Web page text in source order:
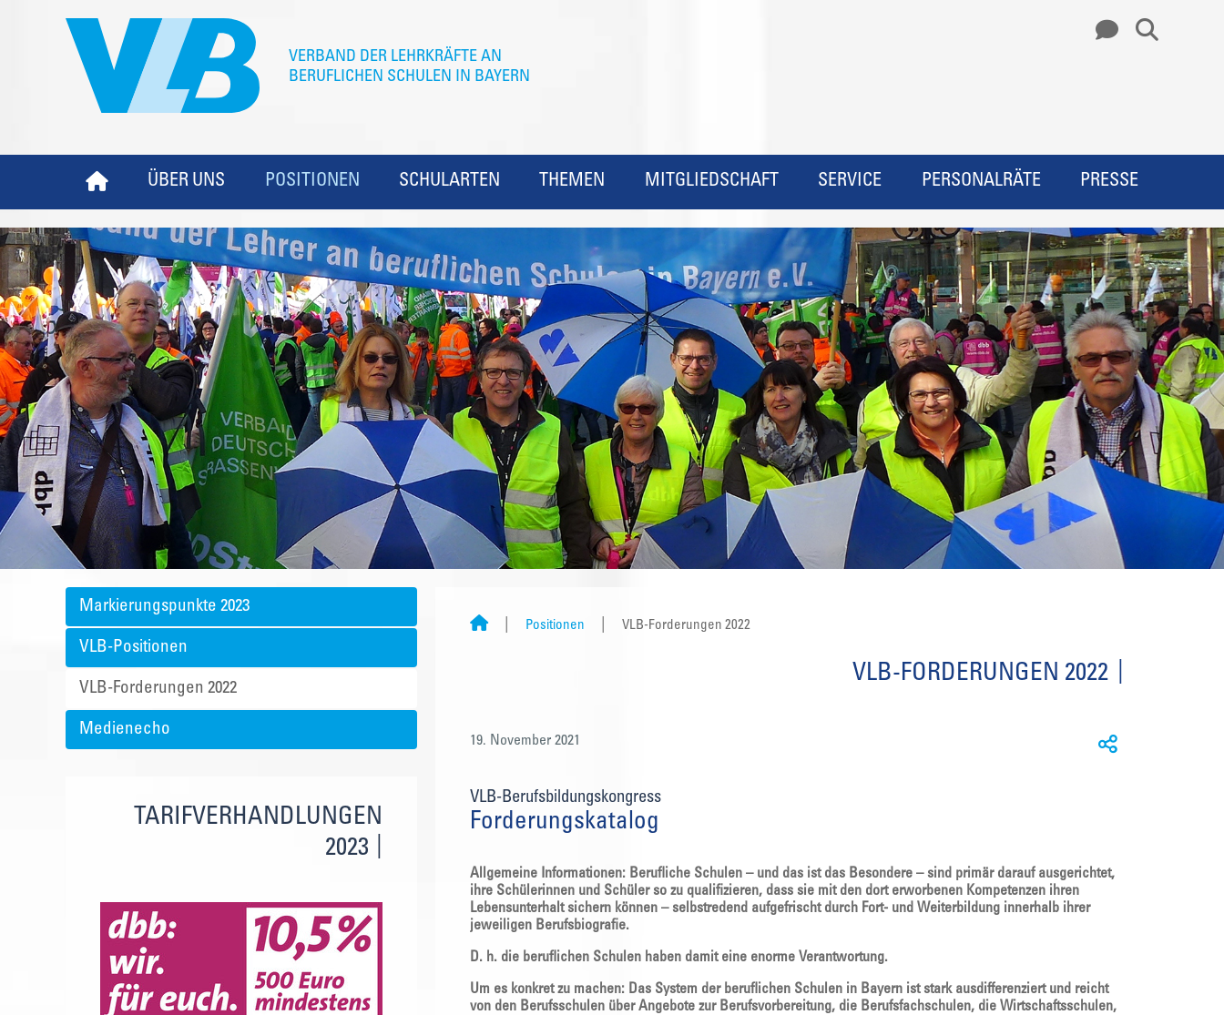
ÜBER UNS POSITIONEN SCHULARTEN THEMEN MITGLIEDSCHAFT SERVICE PERSONALRÄTE PRESSE
Markierungspunkte 2023
VLB-Positionen
VLB-Forderungen 2022
Medienecho
TARIFVERHANDLUNGEN
2023
Positionen VLB-Forderungen 2022
VLB-FORDERUNGEN 2022
19. November 2021
VLB-Berufsbildungskongress
Forderungskatalog
Allgemeine Informationen: Berufliche Schulen – und das ist das Besondere – sind primär darauf ausgerichtet,
ihre Schülerinnen und Schüler so zu qualifizieren, dass sie mit den dort erworbenen Kompetenzen ihren
Lebensunterhalt sichern können – selbstredend aufgefrischt durch Fort- und Weiterbildung innerhalb ihrer
jeweiligen Berufsbiografie.
D. h. die beruflichen Schulen haben damit eine enorme Verantwortung.
Um es konkret zu machen: Das System der beruflichen Schulen in Bayern ist stark ausdifferenziert und reicht
von den Berufsschulen über Angebote zur Berufsvorbereitung, die Berufsfachschulen, die Wirtschaftsschulen,